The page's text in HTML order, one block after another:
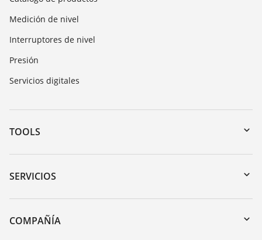
Medición de nivel
Interruptores de nivel
Presión
Servicios digitales
TOOLS
Zona de descarga
Búsqueda por número de serie
DTM Collection/PACTware
SERVICIOS
Devolución de instrumentos
Cursos de formacion
COMPAÑÍA